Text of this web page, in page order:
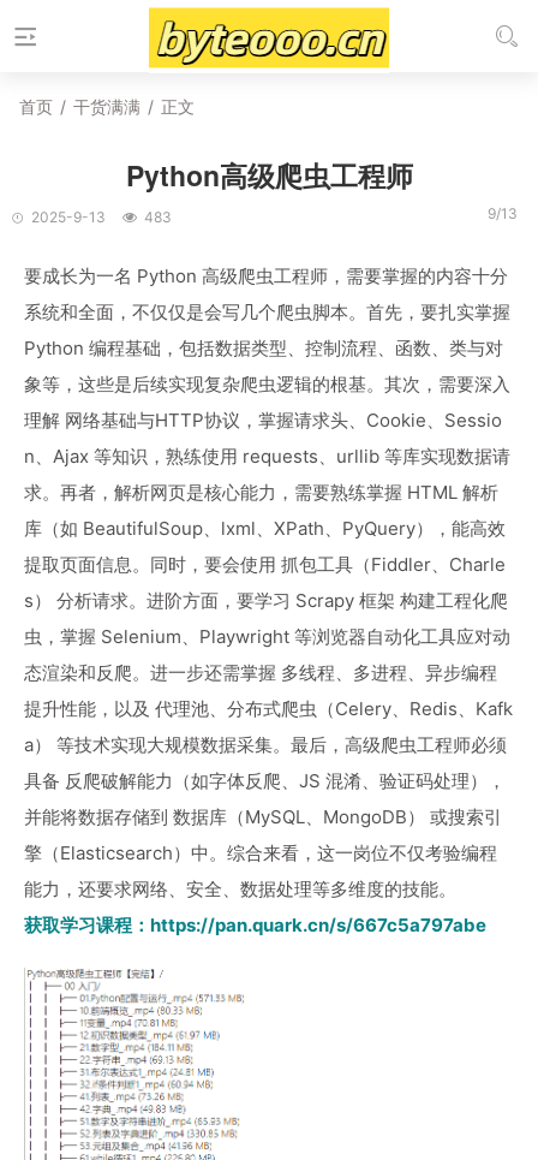
首页 / 干货满满 / 正文
Python高级爬虫工程师
2025-9-13 483 9/13
要成长为一名 Python 高级爬虫工程师，需要掌握的内容十分
系统和全面，不仅仅是会写几个爬虫脚本。首先，要扎实掌握
Python 编程基础，包括数据类型、控制流程、函数、类与对
象等，这些是后续实现复杂爬虫逻辑的根基。其次，需要深入
理解 网络基础与HTTP协议，掌握请求头、Cookie、Sessio
n、Ajax 等知识，熟练使用 requests、urllib 等库实现数据请
求。再者，解析网页是核心能力，需要熟练掌握 HTML 解析
库（如 BeautifulSoup、lxml、XPath、PyQuery），能高效
提取页面信息。同时，要会使用 抓包工具（Fiddler、Charle
s） 分析请求。进阶方面，要学习 Scrapy 框架 构建工程化爬
虫，掌握 Selenium、Playwright 等浏览器自动化工具应对动
态渲染和反爬。进一步还需掌握 多线程、多进程、异步编程
提升性能，以及 代理池、分布式爬虫（Celery、Redis、Kafk
a） 等技术实现大规模数据采集。最后，高级爬虫工程师必须
具备 反爬破解能力（如字体反爬、JS 混淆、验证码处理），
并能将数据存储到 数据库（MySQL、MongoDB） 或搜索引
擎（Elasticsearch）中。综合来看，这一岗位不仅考验编程
能力，还要求网络、安全、数据处理等多维度的技能。
获取学习课程： https://pan.quark.cn/s/667c5a797abe